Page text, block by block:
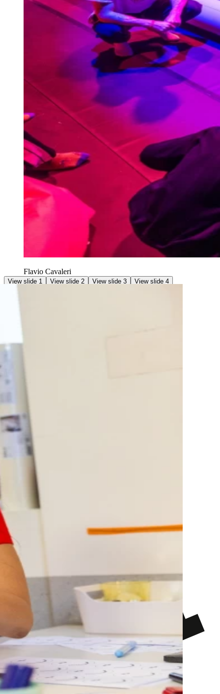
Flavio Cavaleri
View slide 1 View slide 2 View slide 3 View slide 4
Vorstellungen
Ort
Empfohlen ab
Eintritt
Eintritt frei
Rollstuhlgängig
Laute Geräusche